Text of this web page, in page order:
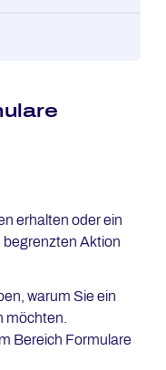
erhalten oder ein
begrenzten Aktion
warum Sie ein
möchten.
Bereich Formulare